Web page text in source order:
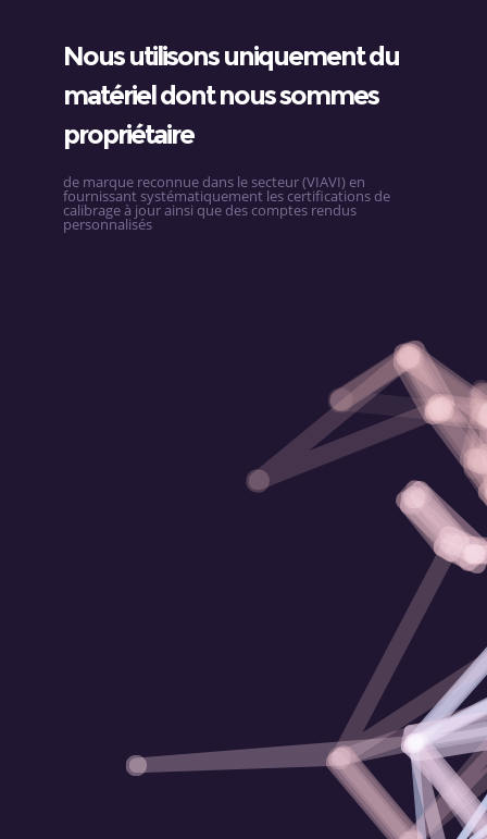
Nous utilisons uniquement du
matériel dont nous sommes
propriétaire
de marque reconnue dans le secteur (VIAVI) en
fournissant systématiquement les certifications de
calibrage à jour ainsi que des comptes rendus
personnalisés